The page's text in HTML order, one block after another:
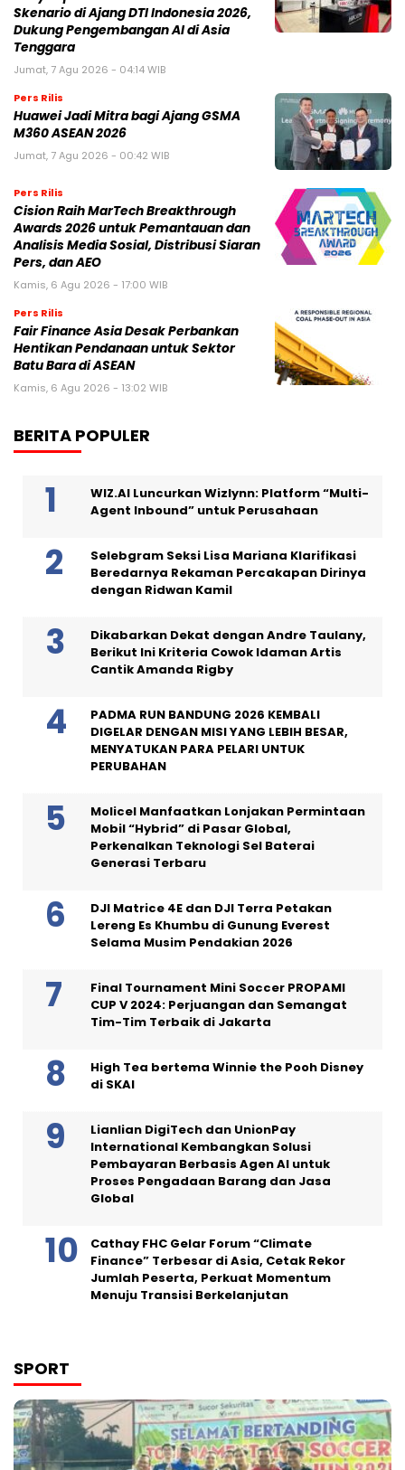
Skenario di Ajang DTI Indonesia 2026,
Dukung Pengembangan AI di Asia
Tenggara
Jumat, 7 Agu 2026 - 04:14 WIB
Pers Rilis
Huawei Jadi Mitra bagi Ajang GSMA
M360 ASEAN 2026
Jumat, 7 Agu 2026 - 00:42 WIB
Pers Rilis
Cision Raih MarTech Breakthrough
Awards 2026 untuk Pemantauan dan
Analisis Media Sosial, Distribusi Siaran
Pers, dan AEO
Kamis, 6 Agu 2026 - 17:00 WIB
Pers Rilis
Fair Finance Asia Desak Perbankan
Hentikan Pendanaan untuk Sektor
Batu Bara di ASEAN
Kamis, 6 Agu 2026 - 13:02 WIB
BERITA POPULER
WIZ.AI Luncurkan Wizlynn: Platform “Multi-
Agent Inbound” untuk Perusahaan
Selebgram Seksi Lisa Mariana Klarifikasi
Beredarnya Rekaman Percakapan Dirinya
dengan Ridwan Kamil
Dikabarkan Dekat dengan Andre Taulany,
Berikut Ini Kriteria Cowok Idaman Artis
Cantik Amanda Rigby
PADMA RUN BANDUNG 2026 KEMBALI
DIGELAR DENGAN MISI YANG LEBIH BESAR,
MENYATUKAN PARA PELARI UNTUK
PERUBAHAN
Molicel Manfaatkan Lonjakan Permintaan
Mobil “Hybrid” di Pasar Global,
Perkenalkan Teknologi Sel Baterai
Generasi Terbaru
DJI Matrice 4E dan DJI Terra Petakan
Lereng Es Khumbu di Gunung Everest
Selama Musim Pendakian 2026
Final Tournament Mini Soccer PROPAMI
CUP V 2024: Perjuangan dan Semangat
Tim-Tim Terbaik di Jakarta
High Tea bertema Winnie the Pooh Disney
di SKAI
Lianlian DigiTech dan UnionPay
International Kembangkan Solusi
Pembayaran Berbasis Agen AI untuk
Proses Pengadaan Barang dan Jasa
Global
Cathay FHC Gelar Forum “Climate
Finance” Terbesar di Asia, Cetak Rekor
Jumlah Peserta, Perkuat Momentum
Menuju Transisi Berkelanjutan
SPORT